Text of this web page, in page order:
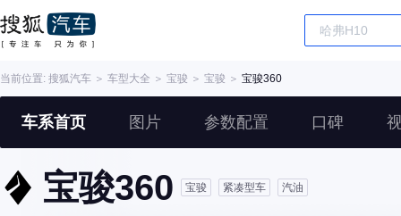
当前位置: 搜狐汽车 ＞ 车型大全 ＞ 宝骏 ＞ 宝骏 ＞ 宝骏360
车系首页 图片 参数配置 口碑
宝骏360 宝骏 紧凑型车 汽油